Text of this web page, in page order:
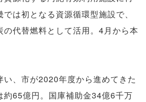
は初となる資源循環型施設で、
の代替燃料として活用。4月から本
、市が2020年度から進めてきた
約65億円。国庫補助金34億6千万